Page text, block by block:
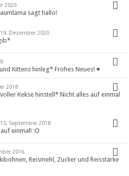
2020
sagt hallo!
19. Dezember 2020
Kittens hinleg* Frohes Neues! ♥
2018
Kekse hinstell* Nicht alles auf einmal
15. September 2018
einmal! :O
2016
Reismehl, Zucker und Reisstärke